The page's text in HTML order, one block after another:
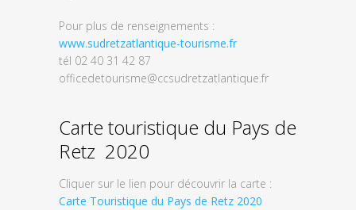
Pour plus de renseignements :
www.sudretzatlantique-tourisme.fr
tél 02 40 31 42 87
officedetourisme@ccsudretzatlantique.fr
Carte touristique du Pays de
Retz 2020
Cliquer sur le lien pour découvrir la carte :
Carte Touristique du Pays de Retz 2020